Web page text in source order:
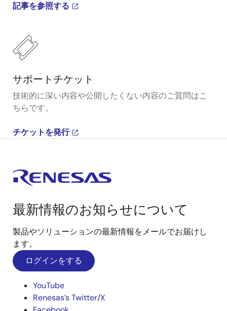
記事を参照する
サポートチケット
技術的に深い内容や公開したくない内容のご質問はこ
ちらです。
チケットを発行
最新情報のお知らせについて
製品やソリューションの最新情報をメールでお届けし
ます。
ログインをする
YouTube
Renesas’s Twitter/X